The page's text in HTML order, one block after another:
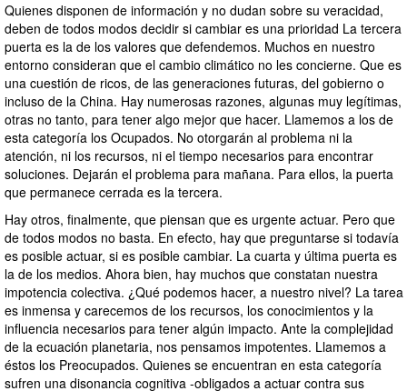
Quienes disponen de información y no dudan sobre su veracidad,
deben de todos modos decidir si cambiar es una prioridad La tercera
puerta es la de los valores que defendemos. Muchos en nuestro
entorno consideran que el cambio climático no les concierne. Que es
una cuestión de ricos, de las generaciones futuras, del gobierno o
incluso de la China. Hay numerosas razones, algunas muy legítimas,
otras no tanto, para tener algo mejor que hacer. Llamemos a los de
esta categoría los Ocupados. No otorgarán al problema ni la
atención, ni los recursos, ni el tiempo necesarios para encontrar
soluciones. Dejarán el problema para mañana. Para ellos, la puerta
que permanece cerrada es la tercera.
Hay otros, finalmente, que piensan que es urgente actuar. Pero que
de todos modos no basta. En efecto, hay que preguntarse si todavía
es posible actuar, si es posible cambiar. La cuarta y última puerta es
la de los medios. Ahora bien, hay muchos que constatan nuestra
impotencia colectiva. ¿Qué podemos hacer, a nuestro nivel? La tarea
es inmensa y carecemos de los recursos, los conocimientos y la
influencia necesarios para tener algún impacto. Ante la complejidad
de la ecuación planetaria, nos pensamos impotentes. Llamemos a
éstos los Preocupados. Quienes se encuentran en esta categoría
sufren una disonancia cognitiva -obligados a actuar contra sus